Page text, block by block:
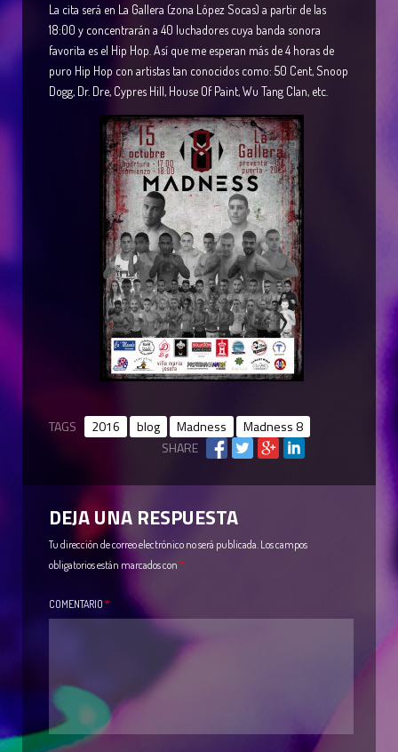
La cita será en La Gallera (zona López Socas) a partir de las
18:00 y concentrarán a 40 luchadores cuya banda sonora
favorita es el Hip Hop. Así que me esperan más de 4 horas de
puro Hip Hop con artistas tan conocidos como: 50 Cent, Snoop
Dogg, Dr. Dre, Cypres Hill, House Of Paint, Wu Tang Clan, etc.
TAGS 2016 blog Madness
Madness 8
SHARE
DEJA UNA RESPUESTA
Tu dirección de correo electrónico no será publicada. Los campos
obligatorios están marcados con *
COMENTARIO *